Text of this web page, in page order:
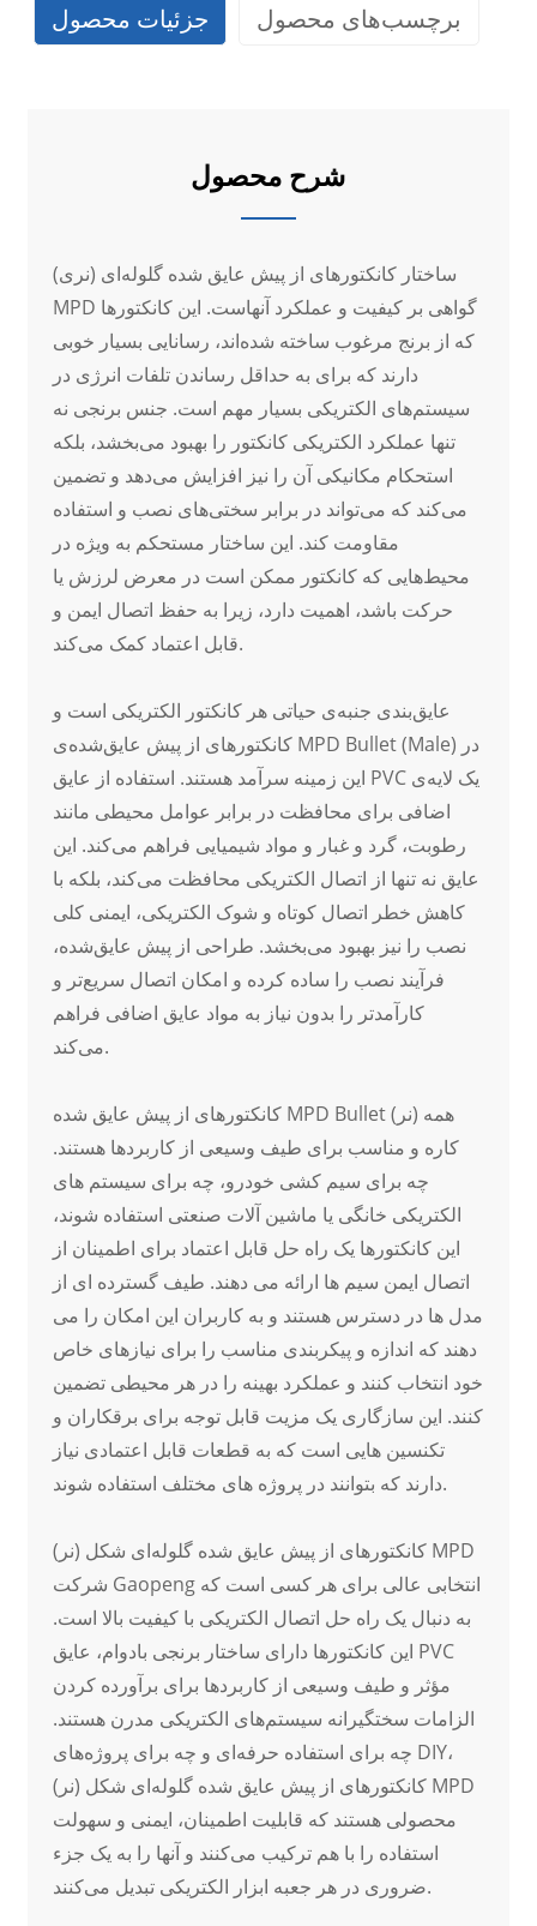
جزئیات محصول برچسب‌های محصول
شرح محصول
ساختار کانکتورهای از پیش عایق شده گلوله‌ای (نری)
MPD گواهی بر کیفیت و عملکرد آنهاست. این کانکتورها
که از برنج مرغوب ساخته شده‌اند، رسانایی بسیار خوبی
دارند که برای به حداقل رساندن تلفات انرژی در
سیستم‌های الکتریکی بسیار مهم است. جنس برنجی نه
تنها عملکرد الکتریکی کانکتور را بهبود می‌بخشد، بلکه
استحکام مکانیکی آن را نیز افزایش می‌دهد و تضمین
می‌کند که می‌تواند در برابر سختی‌های نصب و استفاده
مقاومت کند. این ساختار مستحکم به ویژه در
محیط‌هایی که کانکتور ممکن است در معرض لرزش یا
حرکت باشد، اهمیت دارد، زیرا به حفظ اتصال ایمن و
قابل اعتماد کمک می‌کند.
عایق‌بندی جنبه‌ی حیاتی هر کانکتور الکتریکی است و
کانکتورهای از پیش عایق‌شده‌ی MPD Bullet (Male) در
این زمینه سرآمد هستند. استفاده از عایق PVC یک لایه‌ی
اضافی برای محافظت در برابر عوامل محیطی مانند
رطوبت، گرد و غبار و مواد شیمیایی فراهم می‌کند. این
عایق نه تنها از اتصال الکتریکی محافظت می‌کند، بلکه با
کاهش خطر اتصال کوتاه و شوک الکتریکی، ایمنی کلی
نصب را نیز بهبود می‌بخشد. طراحی از پیش عایق‌شده،
فرآیند نصب را ساده کرده و امکان اتصال سریع‌تر و
کارآمدتر را بدون نیاز به مواد عایق اضافی فراهم
می‌کند.
کانکتورهای از پیش عایق شده MPD Bullet (نر) همه
کاره و مناسب برای طیف وسیعی از کاربردها هستند.
چه برای سیم کشی خودرو، چه برای سیستم های
الکتریکی خانگی یا ماشین آلات صنعتی استفاده شوند،
این کانکتورها یک راه حل قابل اعتماد برای اطمینان از
اتصال ایمن سیم ها ارائه می دهند. طیف گسترده ای از
مدل ها در دسترس هستند و به کاربران این امکان را می
دهند که اندازه و پیکربندی مناسب را برای نیازهای خاص
خود انتخاب کنند و عملکرد بهینه را در هر محیطی تضمین
کنند. این سازگاری یک مزیت قابل توجه برای برقکاران و
تکنسین هایی است که به قطعات قابل اعتمادی نیاز
دارند که بتوانند در پروژه های مختلف استفاده شوند.
کانکتورهای از پیش عایق شده گلوله‌ای شکل (نر) MPD
شرکت Gaopeng انتخابی عالی برای هر کسی است که
به دنبال یک راه حل اتصال الکتریکی با کیفیت بالا است.
این کانکتورها دارای ساختار برنجی بادوام، عایق PVC
مؤثر و طیف وسیعی از کاربردها برای برآورده کردن
الزامات سختگیرانه سیستم‌های الکتریکی مدرن هستند.
چه برای استفاده حرفه‌ای و چه برای پروژه‌های DIY،
کانکتورهای از پیش عایق شده گلوله‌ای شکل (نر) MPD
محصولی هستند که قابلیت اطمینان، ایمنی و سهولت
استفاده را با هم ترکیب می‌کنند و آنها را به یک جزء
ضروری در هر جعبه ابزار الکتریکی تبدیل می‌کنند.